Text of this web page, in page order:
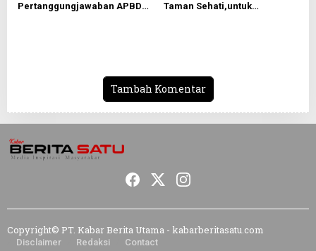
Pertanggungjawaban APBD
Taman Sehati,untuk
Tambah Komentar
Copyright© PT. Kabar Berita Utama - kabarberitasatu.com
Disclaimer Redaksi Contact